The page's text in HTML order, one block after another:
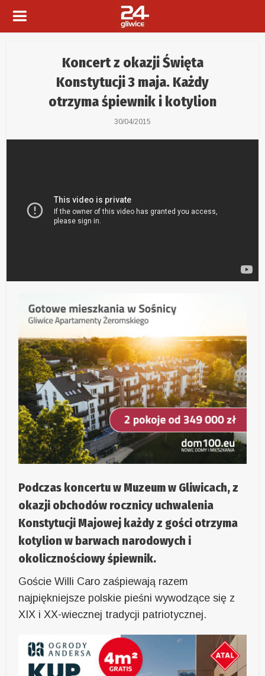
Koncert z okazji Święta
Konstytucji 3 maja. Każdy
otrzyma śpiewnik i kotylion
30/04/2015
Podczas koncertu w Muzeum w Gliwicach, z
okazji obchodów rocznicy uchwalenia
Konstytucji Majowej każdy z gości otrzyma
kotylion w barwach narodowych i
okolicznościowy śpiewnik.
Goście Willi Caro zaśpiewają razem
najpiękniejsze polskie pieśni wywodzące się z
XIX i XX-wiecznej tradycji patriotycznej.